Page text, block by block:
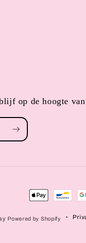
op de hoogte
Betaalmethoden
Powered by Shopify